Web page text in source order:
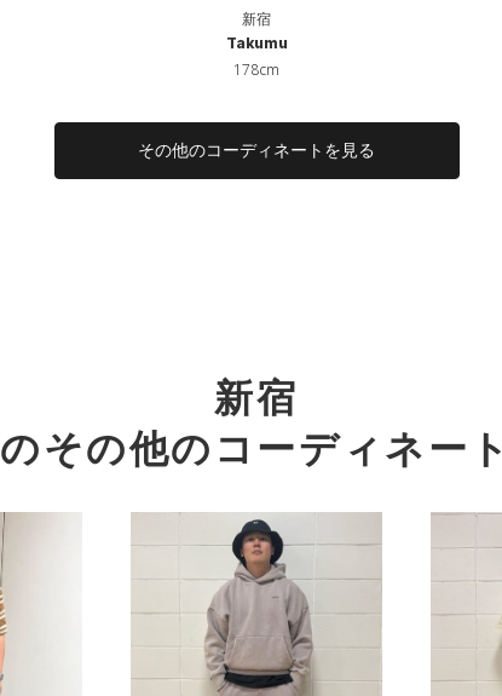
新宿
Takumu
178cm
その他のコーディネートを見る
新宿
のその他のコーディネート